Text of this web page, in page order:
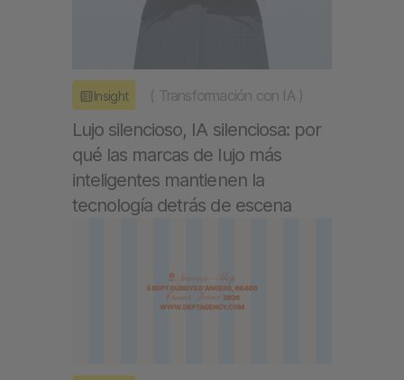
Insight ( Transformación con IA )
Lujo silencioso, IA silenciosa: por
qué las marcas de lujo más
inteligentes mantienen la
tecnología detrás de escena